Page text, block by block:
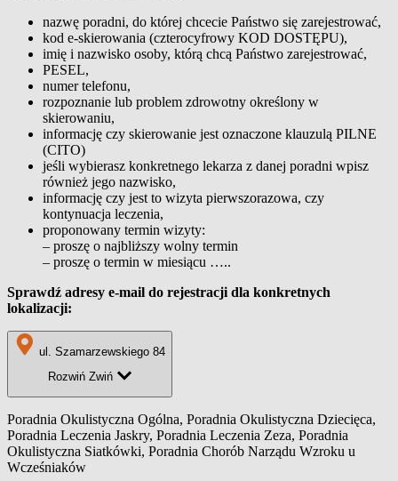
nazwę poradni, do której chcecie Państwo się zarejestrować,
kod e-skierowania (czterocyfrowy KOD DOSTĘPU),
imię i nazwisko osoby, którą chcą Państwo zarejestrować,
PESEL,
numer telefonu,
rozpoznanie lub problem zdrowotny określony w
skierowaniu,
informację czy skierowanie jest oznaczone klauzulą PILNE
(CITO)
jeśli wybierasz konkretnego lekarza z danej poradni wpisz
również jego nazwisko,
informację czy jest to wizyta pierwszorazowa, czy
kontynuacja leczenia,
proponowany termin wizyty:
– proszę o najbliższy wolny termin
– proszę o termin w miesiącu …..
Sprawdź adresy e-mail do rejestracji dla konkretnych
lokalizacji:
ul. Szamarzewskiego 84
Rozwiń Zwiń
Poradnia Okulistyczna Ogólna, Poradnia Okulistyczna Dziecięca,
Poradnia Leczenia Jaskry, Poradnia Leczenia Zeza, Poradnia
Okulistyczna Siatkówki, Poradnia Chorób Narządu Wzroku u
Wcześniaków